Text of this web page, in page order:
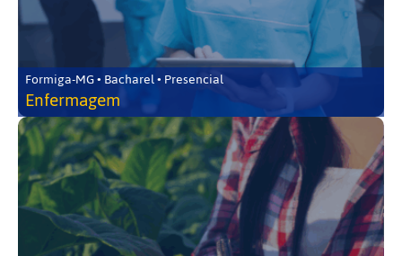
Formiga-MG • Bacharel • Presencial
Enfermagem